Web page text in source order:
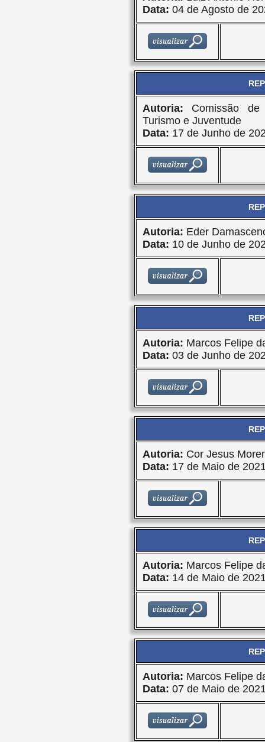
Data: 04 de Agosto de
Autoria: Comissão
Turismo e Juventude
Data: 17 de Junho de
Autoria: Eder
Data: 10 de Junho de
Autoria: Marcos Felipe
Data: 03 de Junho de
Autoria: Cor Jesus
Data: 17 de Maio de
Autoria: Marcos Felipe
Data: 14 de Maio de
Autoria: Marcos Felipe
Data: 07 de Maio de